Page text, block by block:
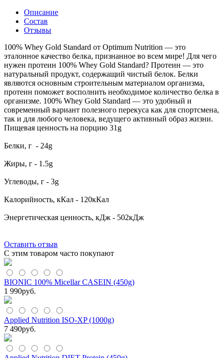
Описание
Cостав
Отзывы
100% Whey Gold Standard от Optimum Nutrition — это
эталонное качество белка, признанное во всем мире! Для чего
нужен протеин 100% Whey Gold Standard? Протеин — это
натуральный продукт, содержащий чистый белок. Белки
являются основным строительным материалом организма,
протеин поможет восполнить необходимое количество белка в
организме. 100% Whey Gold Standard — это удобный и
современный вариант полезного перекуса как для спортсмена,
так и для любого человека, ведущего активный образ жизни.
Пищевая ценность на порцию 31g
Белки, г - 24g
Жиры, г - 1.5g
Углеводы, г - 3g
Калорийность, кКал - 120кКал
Энергетическая ценность, кДж - 502кДж
Оставить отзыв
С этим товаром часто покупают
BIONIC 100% Micellar CASEIN (450g)
1 990руб.
Applied Nutrition ISO-XP (1000g)
7 490руб.